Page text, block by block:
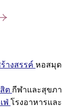
างสรรค์ หอสมุ
ต กีฬาและสุขภ
ฟ่ โรงอาหารแล